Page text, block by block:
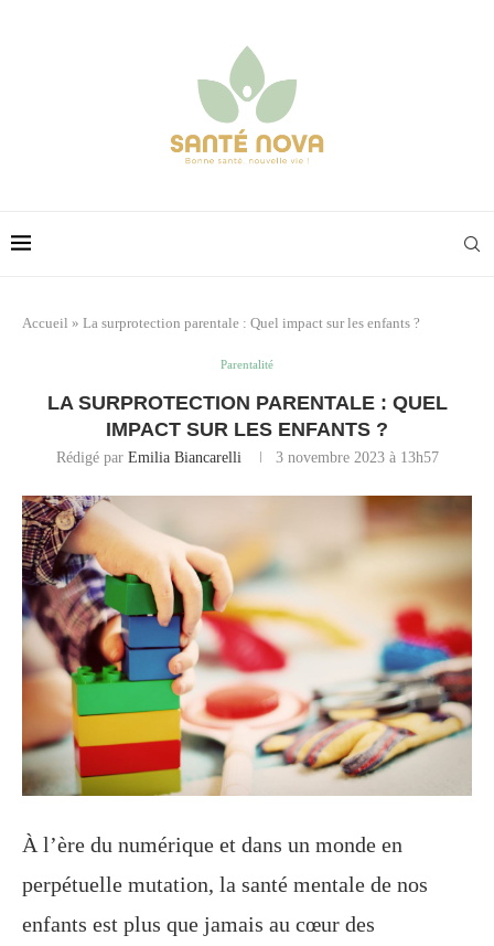
Accueil » La surprotection parentale : Quel impact sur les enfants ?
Parentalité
LA SURPROTECTION PARENTALE : QUEL
IMPACT SUR LES ENFANTS ?
Rédigé par Emilia Biancarelli 3 novembre 2023 à 13h57
À l’ère du numérique et dans un monde en
perpétuelle mutation, la santé mentale de nos
enfants est plus que jamais au cœur des